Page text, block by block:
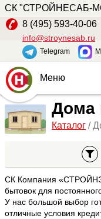
СК "СТРОЙНЕСАБ-
8 (495) 593-40-06
info@stroynesab.ru
Telegram
Главная
Каталог
Наши работы
О компании
Меню
Металлический
Каркас из бруса
Цена
Ширина
Длина
Дома
Каталог /
СК Компания
бытовок для
У нас большой выбор
отличные условия